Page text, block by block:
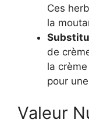
Ces
la
de
la
pour
Valeur